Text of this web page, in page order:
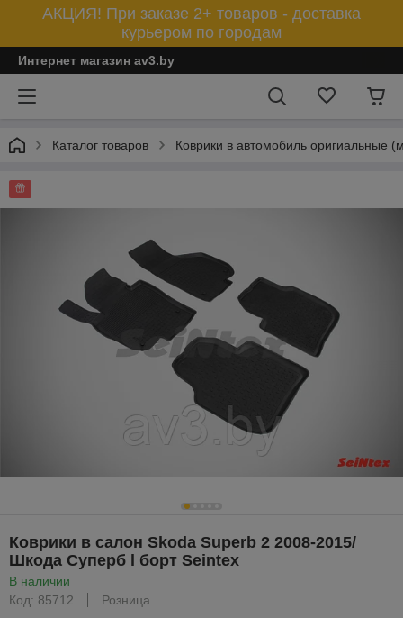
АКЦИЯ! При заказе 2+ товаров - доставка
курьером по городам
Интернет магазин av3.by
Каталог товаров Коврики в автомобиль оригиальные
Коврики в салон Skoda Superb 2 2008-2015/
Шкода Суперб l борт Seintex
В наличии
Код: 85712
Розница